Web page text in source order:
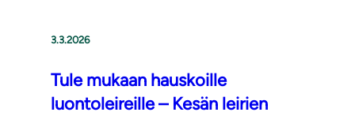
3.3.2026
Tule mukaan hauskoille
luontoleireille – Kesän leirien